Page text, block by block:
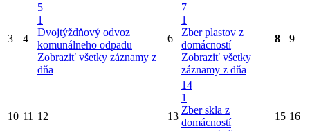
3 4
5
1
Dvojtýždňový odvoz
komunálneho odpadu
Zobraziť všetky záznamy z
dňa
6
7
1
Zber plastov z
domácností
Zobraziť všetky
záznamy z dňa
8 9
10 11 12 13
14
1
Zber skla z
domácností
15 16